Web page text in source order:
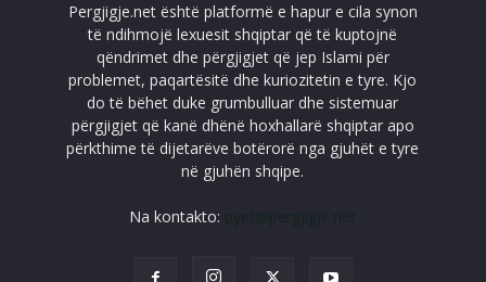
Pergjigje.net është platformë e hapur e cila synon
të ndihmojë lexuesit shqiptar që të kuptojnë
qëndrimet dhe përgjigjet që jep Islami për
problemet, paqartësitë dhe kuriozitetin e tyre. Kjo
do të bëhet duke grumbulluar dhe sistemuar
përgjigjet që kanë dhënë hoxhallarë shqiptar apo
përkthime të dijetarëve botërorë nga gjuhët e tyre
në gjuhën shqipe.
Na kontakto: